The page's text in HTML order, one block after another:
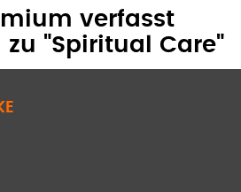
verfasst
zu "Spiritual Care"